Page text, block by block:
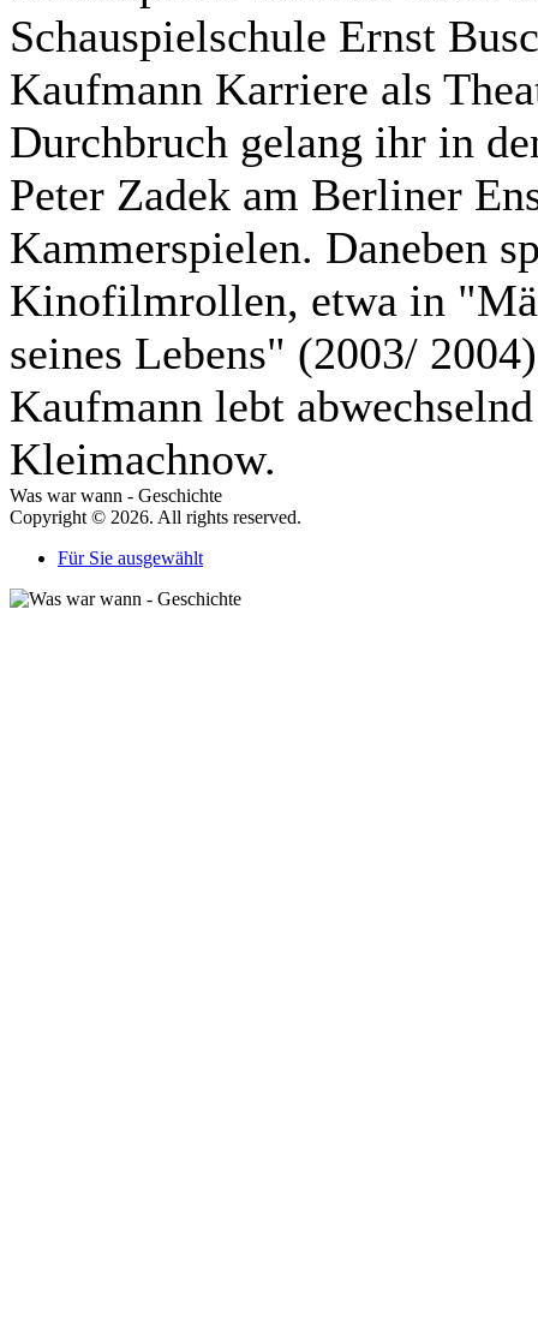
Schauspielschule Ernst
Kaufmann Karriere als
Durchbruch gelang ihr in
Peter Zadek am Berliner
Kammerspielen. Daneben
Kinofilmrollen, etwa in
seines Lebens" (2003/
Kaufmann lebt
Kleimachnow.
Was war wann - Geschichte
Copyright © 2026. All rights reserved.
Für Sie ausgewählt